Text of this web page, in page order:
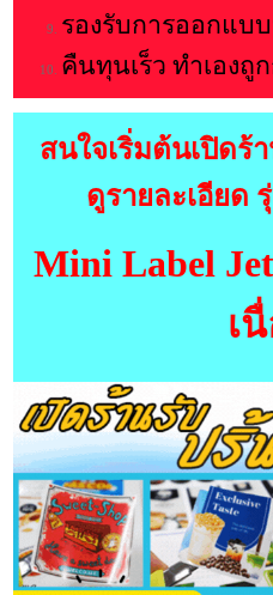
รองรับการออกแบ
คืนทุนเร็ว ทำเองถู
สนใจเริ่มต้นเปิดร้
ดูรายละเอียด
Mini Label
เ